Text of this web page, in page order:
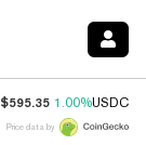
$595.35 1.00%USDC
Price data by